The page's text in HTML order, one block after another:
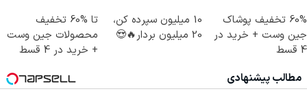
60% تخفیف پوشاک
جین وست + خرید در
4 قسط
10 میلیون سپرده کن،
20 میلیون بردار🔥😍
تا %60 تخفیف
محصولات جین وست
+ خرید در 4 قسط
مطالب پیشنهادی